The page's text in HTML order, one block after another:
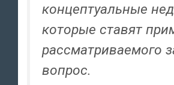
концептуальные
которые ставят
рассматриваемого
вопрос.